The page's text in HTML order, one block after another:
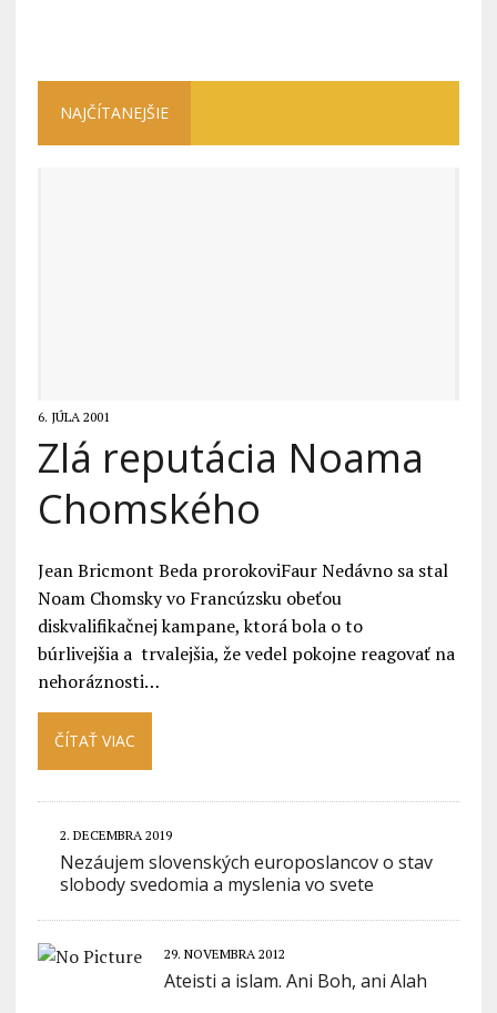
NAJČÍTANEJŠIE
6. JÚLA 2001
Zlá reputácia Noama
Chomského
Jean Bricmont Beda prorokoviFaur Nedávno sa stal
Noam Chomsky vo Francúzsku obeťou
diskvalifikačnej kampane, ktorá bola o to
búrlivejšia a trvalejšia, že vedel pokojne reagovať na
nehoráznosti…
ČÍTAŤ VIAC
2. DECEMBRA 2019
Nezáujem slovenských europoslancov o stav
slobody svedomia a myslenia vo svete
29. NOVEMBRA 2012
Ateisti a islam. Ani Boh, ani Alah